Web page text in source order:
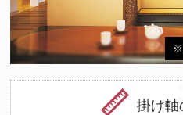
※
掛け軸